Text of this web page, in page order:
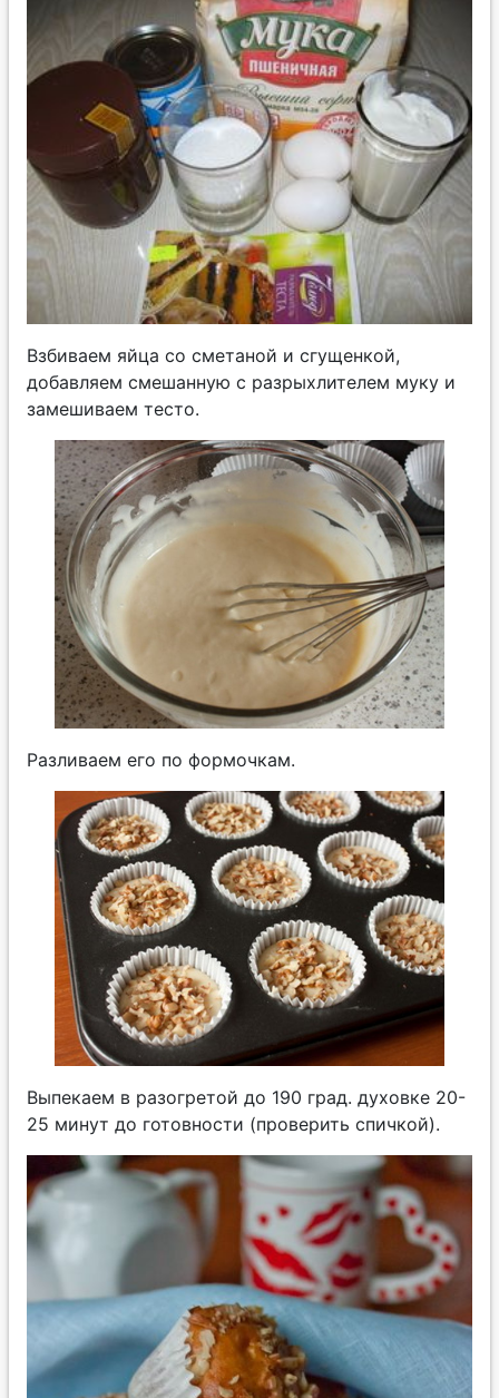
Взбиваем яйца со сметаной и сгущенкой,
добавляем смешанную с разрыхлителем муку и
замешиваем тесто.
Разливаем его по формочкам.
Выпекаем в разогретой до 190 град. духовке 20-
25 минут до готовности (проверить спичкой).